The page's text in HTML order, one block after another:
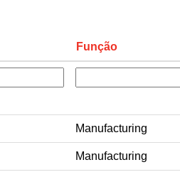
Função
Manufacturing
Manufacturing